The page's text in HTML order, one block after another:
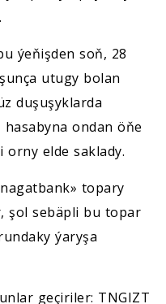
ýeňişden soň, 28
utugy bolan
duşuşyklarda
ondan öňe
orny elde saklady.
topary
şol sebäpli bu topar
ýaryşa
geçiriler: TNGIZT